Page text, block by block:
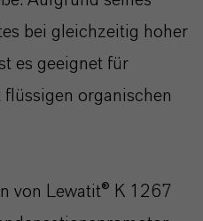
bei gleichzeitig hoher
es geeignet für
organischen
von Lewatit® K 1267